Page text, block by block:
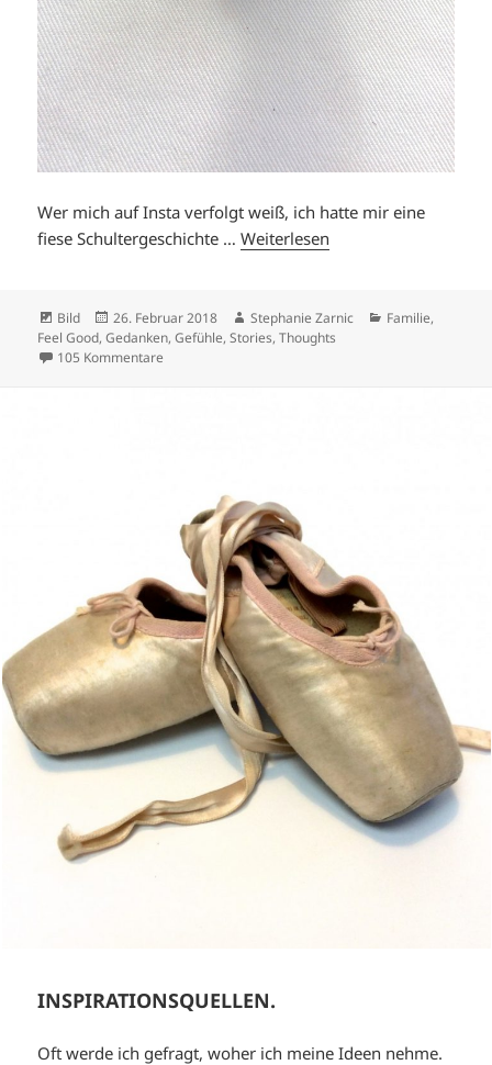
Wer mich auf Insta verfolgt weiß, ich hatte mir eine
fiese Schultergeschichte …Weiterlesen
Format
Bild
Veröffentlicht
am
26. Februar 2018 Autor
Stephanie Zarnic Kategorien
Familie,
Feel Good,Gedanken,Gefühle,Stories,Thoughts
105 Kommentare
INSPIRATIONSQUELLEN.
Oft werde ich gefragt, woher ich meine Ideen nehme.